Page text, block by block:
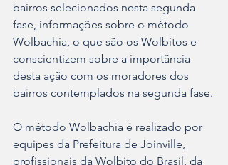
bairros selecionados nesta segunda
fase, informações sobre o método
Wolbachia, o que são os Wolbitos e
conscientizem sobre a importância
desta ação com os moradores dos
bairros contemplados na segunda fase.
O método Wolbachia é realizado por
equipes da Prefeitura de Joinville,
profissionais da Wolbito do Brasil, da